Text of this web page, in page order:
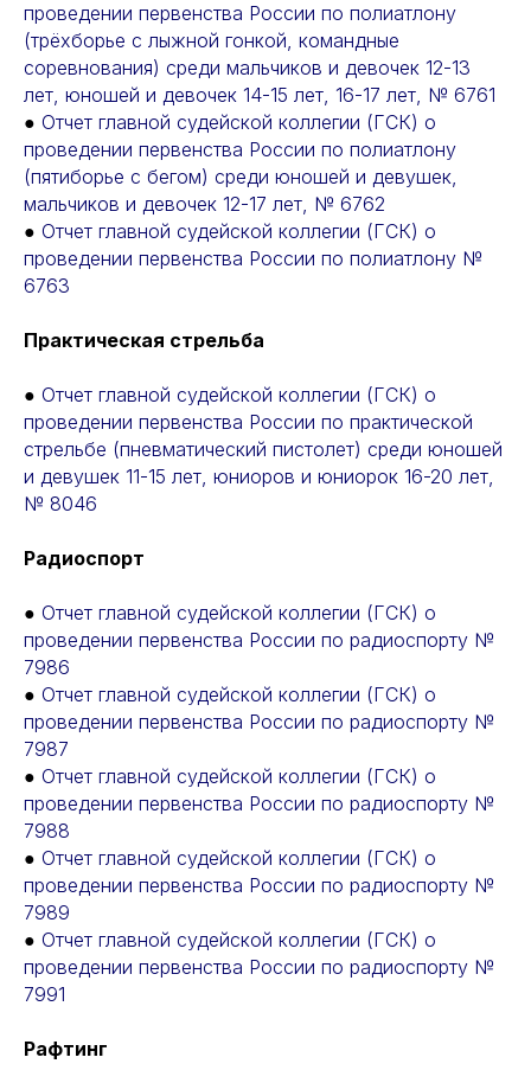
проведении первенства России по полиатлону
(трёхборье с лыжной гонкой, командные
соревнования) среди мальчиков и девочек 12-13
лет, юношей и девочек 14-15 лет, 16-17 лет, № 6761
● Отчет главной судейской коллегии (ГСК) о
проведении первенства России по полиатлону
(пятиборье с бегом) среди юношей и девушек,
мальчиков и девочек 12-17 лет, № 6762
● Отчет главной судейской коллегии (ГСК) о
проведении первенства России по полиатлону №
6763
Практическая стрельба
● Отчет главной судейской коллегии (ГСК) о
проведении первенства России по практической
стрельбе (пневматический пистолет) среди юношей
и девушек 11-15 лет, юниоров и юниорок 16-20 лет,
№ 8046
Радиоспорт
● Отчет главной судейской коллегии (ГСК) о
проведении первенства России по радиоспорту №
7986
● Отчет главной судейской коллегии (ГСК) о
проведении первенства России по радиоспорту №
7987
● Отчет главной судейской коллегии (ГСК) о
проведении первенства России по радиоспорту №
7988
● Отчет главной судейской коллегии (ГСК) о
проведении первенства России по радиоспорту №
7989
● Отчет главной судейской коллегии (ГСК) о
проведении первенства России по радиоспорту №
7991
Рафтинг